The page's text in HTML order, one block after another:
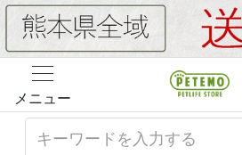
メニュー